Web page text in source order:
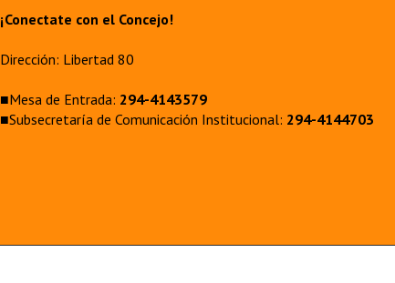
¡Conectate con el Concejo!
Dirección: Libertad 80
■Mesa de Entrada: 294-4143579
■Subsecretaría de Comunicación Institucional: 294-4144703